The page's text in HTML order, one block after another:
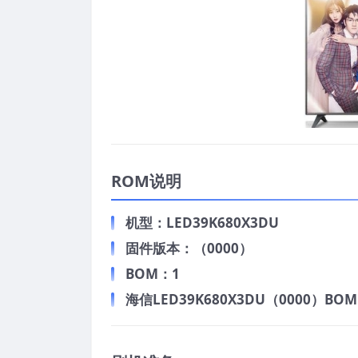
ROM说明
机型：LED39K680X3DU
固件版本：（0000）
BOM：1
海信LED39K680X3DU（0000）